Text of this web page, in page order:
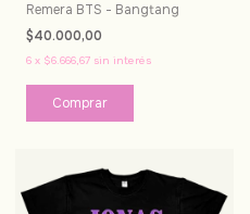
Remera BTS - Bangtang
$40.000,00
6 x $6.666,67 sin interés
Comprar